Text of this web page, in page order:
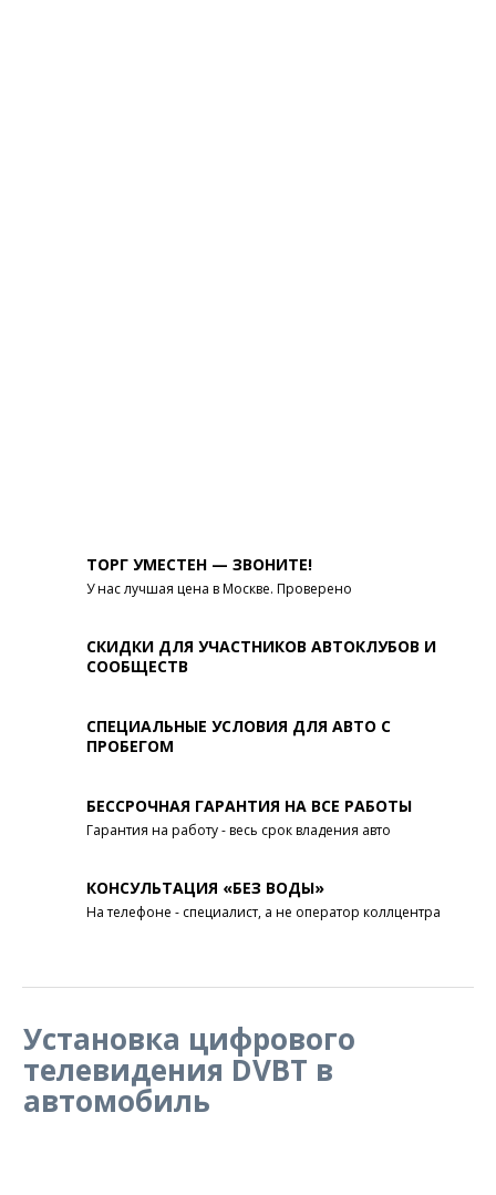
ТОРГ УМЕСТЕН — ЗВОНИТЕ!
У нас лучшая цена в Москве. Проверено
СКИДКИ ДЛЯ УЧАСТНИКОВ АВТОКЛУБОВ И
СООБЩЕСТВ
СПЕЦИАЛЬНЫЕ УСЛОВИЯ ДЛЯ АВТО С
ПРОБЕГОМ
БЕССРОЧНАЯ ГАРАНТИЯ НА ВСЕ РАБОТЫ
Гарантия на работу - весь срок владения авто
КОНСУЛЬТАЦИЯ «БЕЗ ВОДЫ»
На телефоне - специалист, а не оператор коллцентра
Установка цифрового
телевидения DVBT в
автомобиль